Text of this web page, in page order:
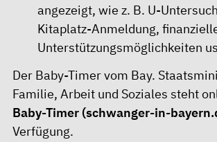
angezeigt, wie z. B. U-
Kitaplatz-Anmeldung,
Unterstützungsmöglichkeiten
Der Baby-Timer vom Bay.
Familie, Arbeit und Soziales steht
Baby-Timer (schwanger-in-
Verfügung.